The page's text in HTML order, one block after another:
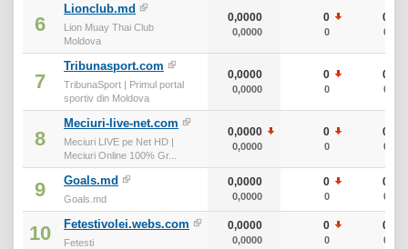
6
Lionclub.md
Lion Muay Thai Club
Moldova
0,0000
0,0000
0
0
0
0
7
Tribunasport.com
TribunaSport | Primul portal
sportiv din Moldova
0,0000
0,0000
0
0
0
0
8
Meciuri-live-net.com
Meciuri LIVE pe Net HD |
Meciuri Online 100% Gr...
0,0000
0,0000
0
0
0
0
9 Goals.md
Goals.md
0,0000
0,0000
0
0
0
0
10 Fetestivolei.webs.com
Fetesti
0,0000
0,0000
0
0
0
0